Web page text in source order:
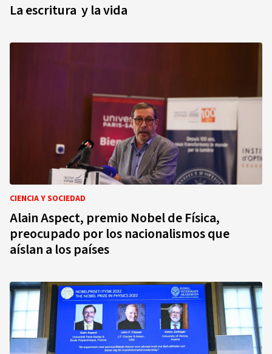
La escritura y la vida
CIENCIA Y SOCIEDAD
Alain Aspect, premio Nobel de Física,
preocupado por los nacionalismos que
aíslan a los países